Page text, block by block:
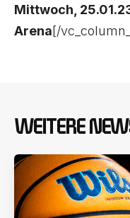
Mittwoch,
Arena[/
WEITERE